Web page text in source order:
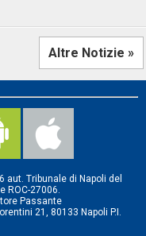
Altre Notizie »
Tribunale di Napoli del
ROC-27006.
Passante
21, 80133 Napoli P.I.